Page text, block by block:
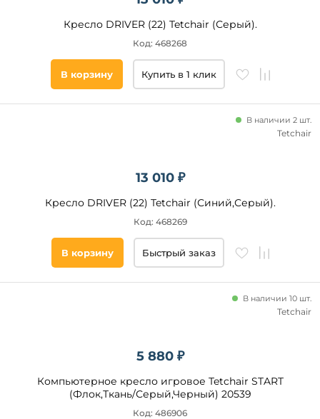
Кресло DRIVER (22) Tetchair (Серый).
Код: 468268
В корзину Купить в 1 клик
13 010 ₽
Кресло DRIVER (22) Tetchair (Синий,Серый).
В наличии 2 шт.
Код: 468269
Tetchair
В корзину Быстрый заказ
5 880 ₽
Компьютерное кресло игровое Tetchair START
(Флок,Ткань/Серый,Черный) 20539
В наличии 10 шт.
Код: 486906
Tetchair